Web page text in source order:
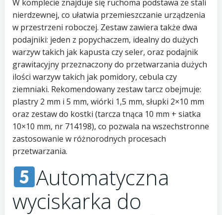
W komplecie znajduje się ruchoma podstawa ze stali
nierdzewnej, co ułatwia przemieszczanie urządzenia
w przestrzeni roboczej. Zestaw zawiera także dwa
podajniki: jeden z popychaczem, idealny do dużych
warzyw takich jak kapusta czy seler, oraz podajnik
grawitacyjny przeznaczony do przetwarzania dużych
ilości warzyw takich jak pomidory, cebula czy
ziemniaki. Rekomendowany zestaw tarcz obejmuje:
plastry 2 mm i 5 mm, wiórki 1,5 mm, słupki 2×10 mm
oraz zestaw do kostki (tarcza tnąca 10 mm + siatka
10×10 mm, nr 714198), co pozwala na wszechstronne
zastosowanie w różnorodnych procesach
przetwarzania.
Automatyczna
wyciskarka do